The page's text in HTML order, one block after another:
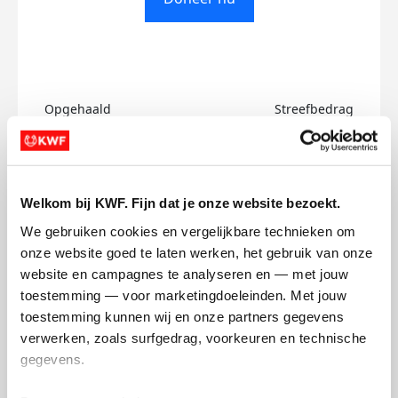
Welkom bij KWF. Fijn dat je onze website bezoekt.
We gebruiken cookies en vergelijkbare technieken om
onze website goed te laten werken, het gebruik van onze
website en campagnes te analyseren en — met jouw
toestemming — voor marketingdoeleinden. Met jouw
toestemming kunnen wij en onze partners gegevens
verwerken, zoals surfgedrag, voorkeuren en technische
gegevens.
Opgehaald
€0
Streefbedrag
€500
Mare's badges